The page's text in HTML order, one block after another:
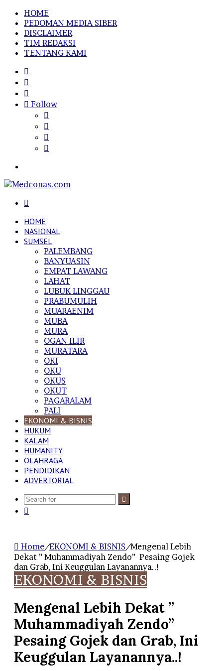
HOME
PEDOMAN MEDIA SIBER
DISCLAIMER
TIM REDAKSI
TENTANG KAMI
In
Follow
HOME
NASIONAL
SUMSEL
PALEMBANG
BANYUASIN
EMPAT LAWANG
LAHAT
LUBUK LINGGAU
PRABUMULIH
MUARAENIM
MUBA
MURA
OGAN ILIR
MURATARA
OKI
OKU
OKUS
OKUT
PAGARALAM
PALI
EKONOMI & BISNIS
HUKUM
KALAM
HUMANITY
OLAHRAGA
PENDIDIKAN
ADVERTORIAL
Search
Home/EKONOMI & BISNIS/Mengenal Lebih
Dekat ” Muhammadiyah Zendo” Pesaing Gojek
dan Grab, Ini Keuggulan Layanannya..!
EKONOMI & BISNIS
Mengenal Lebih Dekat ”
Muhammadiyah Zendo”
Pesaing Gojek dan Grab, Ini
Keuggulan Layanannya..!